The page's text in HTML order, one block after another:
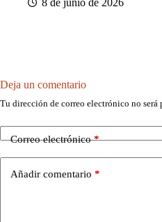
Deja un comentario
Tu dirección de correo electrónico no será
Correo electrónico*
Añadir comentario *